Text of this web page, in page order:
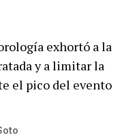
exhortó a la
y a limitar la
el pico del evento